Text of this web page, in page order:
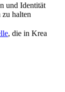
und Identität
zu halten
, die in Krea